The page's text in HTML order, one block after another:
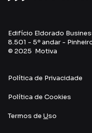
Edifício Eldorado
8.501 - 5º andar -
© 2025 Motiva
Política de Privacidade
Política de Cookies
Termos de Uso